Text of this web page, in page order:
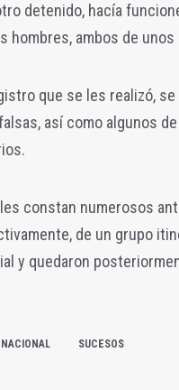
detenido, hacía
hombres, ambos de unos
que se les realizó,
así como algunos
constan numerosos
de un grupo
y quedaron
SUCESOS